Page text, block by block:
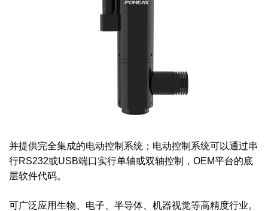
并提供完全集成的电动控制系统；电动控制系统可以通过串
行RS232或USB端口实行单轴或双轴控制，OEM平台的底
层软件代码。
可广泛应用生物、电子、半导体、机器视觉等高精度行业。